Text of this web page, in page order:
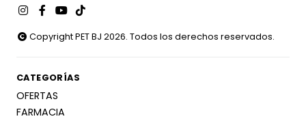
Copyright PET BJ 2026. Todos los derechos reservados.
CATEGORÍAS
OFERTAS
FARMACIA